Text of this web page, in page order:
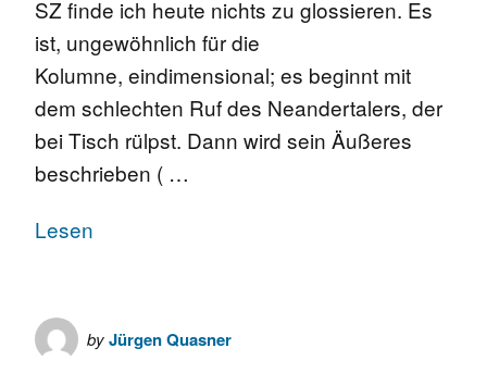
SZ finde ich heute nichts zu glossieren. Es
ist, ungewöhnlich für die
Kolumne, eindimensional; es beginnt mit
dem schlechten Ruf des Neandertalers, der
bei Tisch rülpst. Dann wird sein Äußeres
beschrieben ( …
Lesen
byJürgen Quasner